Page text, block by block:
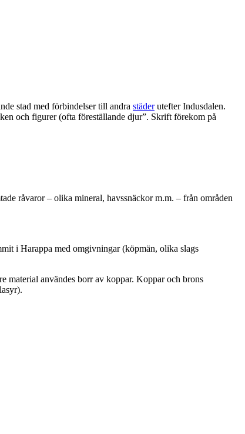
stad med förbindelser till andra städerutefter Indusdalen.
och figurer (ofta föreställande djur”. Skrift förekom på
råvaror – olika mineral, havssnäckor m.m. – från områden
i Harappa med omgivningar (köpmän, olika slags
material användes borr av koppar. Koppar och brons